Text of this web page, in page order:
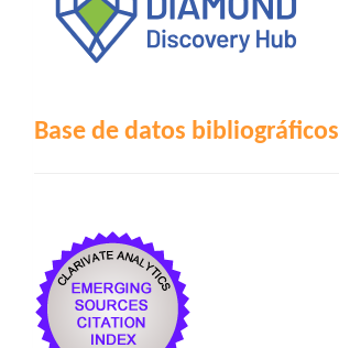
Base de datos bibliográficos